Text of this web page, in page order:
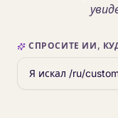
СПРОСИТЕ ИИ,